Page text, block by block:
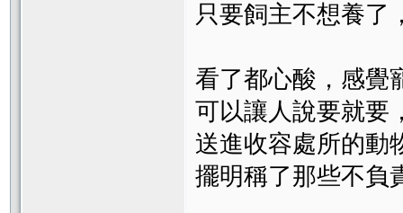
只要飼主不想養了
看了都心酸，感覺
可以讓人說要就要
送進收容處所的動
擺明稱了那些不負